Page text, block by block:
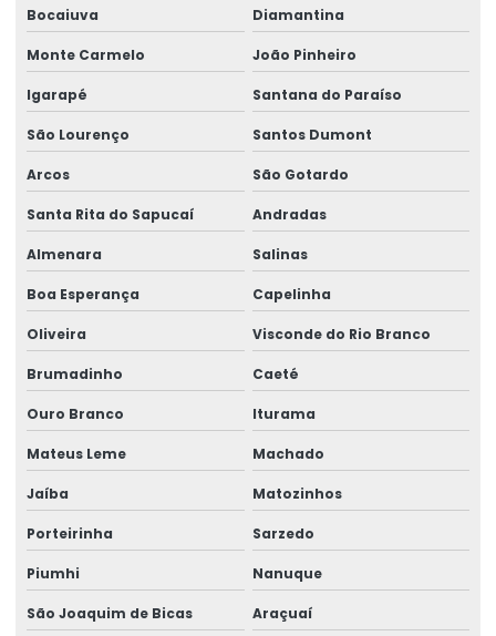
Ribbon 110x300 Cera Resina
Ribbon 110x300 Com Alta Tecnologia
Ribbon 110x450 De Alta Performance
Ribbon 110x450 Para Impressoras Térmicas
Ribbon 110x74 Alta Resistência
Ribbon 110x74 Para Impressão
Ribbon Cera Para Etiquetas
Ribbon Com Alta Resistência E Durabilidade
Ribbon De Cera
Ribbon De Impressão
Ribbon Resina Alta Performance
Bocaiuva Diamantina
Monte Carmelo João Pinheiro
Igarapé Santana do Paraíso
São Lourenço Santos Dumont
Arcos São Gotardo
Santa Rita do Sapucaí Andradas
Almenara Salinas
Boa Esperança Capelinha
Oliveira Visconde do Rio Branco
Brumadinho Caeté
Ouro Branco Iturama
Mateus Leme Machado
Jaíba Matozinhos
Porteirinha Sarzedo
Piumhi Nanuque
São Joaquim de Bicas Araçuaí